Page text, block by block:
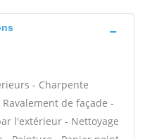
- Charpente
de façade -
l'extérieur - Nettoyage